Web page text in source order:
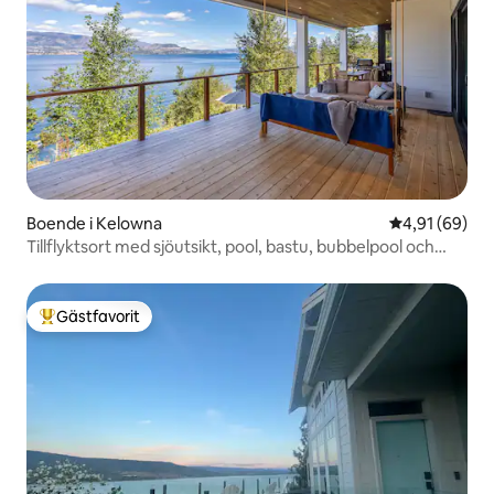
Boende i Kelowna 4,91 av 5 i
4,91 (69)
Tillflyktsort med sjöutsikt, pool, bastu, bubbelpool och
Populär gästfavorit
Gästfavorit